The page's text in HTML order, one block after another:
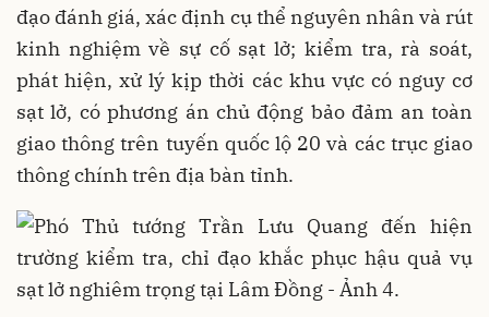
đạo đánh giá, xác định cụ thể nguyên nhân và rút
kinh nghiệm về sự cố sạt lở; kiểm tra, rà soát,
phát hiện, xử lý kịp thời các khu vực có nguy cơ
sạt lở, có phương án chủ động bảo đảm an toàn
giao thông trên tuyến quốc lộ 20 và các trục giao
thông chính trên địa bàn tỉnh.